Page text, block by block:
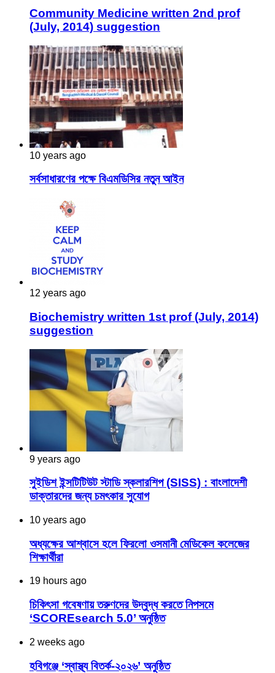
Community Medicine written 2nd prof
(July, 2014) suggestion
10 years ago
সর্বসাধারণের পক্ষে বিএমডিসির নতুন আইন
12 years ago
Biochemistry written 1st prof (July, 2014)
suggestion
9 years ago
সুইডিশ ইন্সটিটিউট স্টাডি স্কলারশিপ (SISS) : বাংলাদেশী
ডাক্তারদের জন্য চমৎকার সুযোগ
10 years ago
অধ্যক্ষের আশ্বাসে হলে ফিরলো ওসমানী মেডিকেল কলেজের
শিক্ষার্থীরা
19 hours ago
চিকিৎসা গবেষণায় তরুণদের উদ্বুদ্ধ করতে নিপসমে
‘SCOREsearch 5.0’ অনুষ্ঠিত
2 weeks ago
হবিগঞ্জে ‘স্বাস্থ্য বিতর্ক-২০২৬’ অনুষ্ঠিত